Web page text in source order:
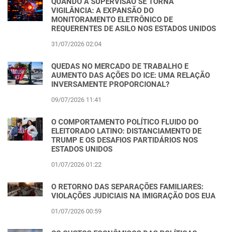
VIGILÂNCIA: A EXPANSÃO DO
MONITORAMENTO ELETRÔNICO DE
REQUERENTES DE ASILO NOS ESTADOS UNIDOS
31/07/2026 02:04
QUEDAS NO MERCADO DE TRABALHO E
AUMENTO DAS AÇÕES DO ICE: UMA RELAÇÃO
INVERSAMENTE PROPORCIONAL?
09/07/2026 11:41
O COMPORTAMENTO POLÍTICO FLUIDO DO
ELEITORADO LATINO: DISTANCIAMENTO DE
TRUMP E OS DESAFIOS PARTIDÁRIOS NOS
ESTADOS UNIDOS
01/07/2026 01:22
O RETORNO DAS SEPARAÇÕES FAMILIARES:
VIOLAÇÕES JUDICIAIS NA IMIGRAÇÃO DOS EUA
01/07/2026 00:59